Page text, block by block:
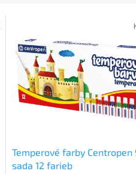
Temperové farby Centropen
sada 12 farieb